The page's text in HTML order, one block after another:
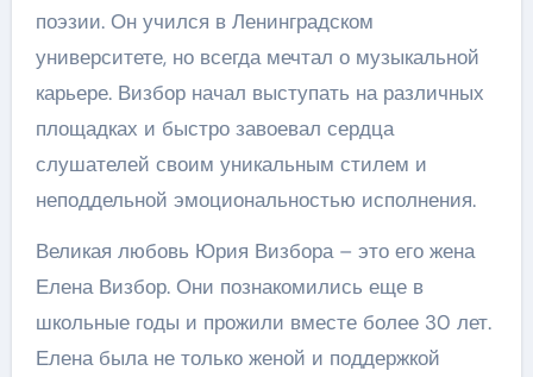
поэзии. Он учился в Ленинградском
университете, но всегда мечтал о музыкальной
карьере. Визбор начал выступать на различных
площадках и быстро завоевал сердца
слушателей своим уникальным стилем и
неподдельной эмоциональностью исполнения.
Великая любовь Юрия Визбора – это его жена
Елена Визбор. Они познакомились еще в
школьные годы и прожили вместе более 30 лет.
Елена была не только женой и поддержкой